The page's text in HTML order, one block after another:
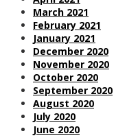
March 2021
February 2021
January 2021
December 2020
November 2020
October 2020
September 2020
August 2020
July 2020
June 2020